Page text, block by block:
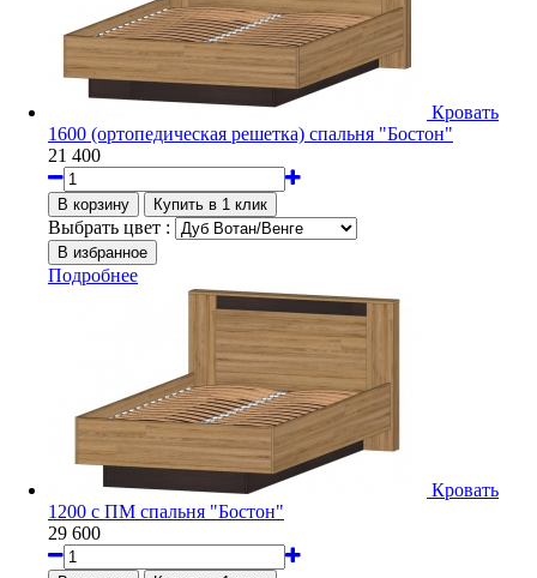
Кровать
1600 (ортопедическая решетка) спальня "Бостон"
21 400
Выбрать цвет :
Подробнее
Кровать
1200 с ПМ спальня "Бостон"
29 600